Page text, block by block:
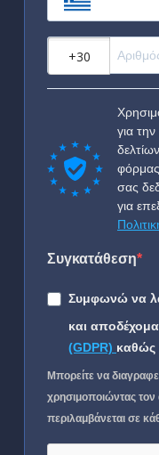
για
σας
για
Συγκατάθεση
Συμφωνώ να
και
(GDPR) καθώς
Μπορείτε να
χρησιμοποιώντας
περιλαμβάνεται σε